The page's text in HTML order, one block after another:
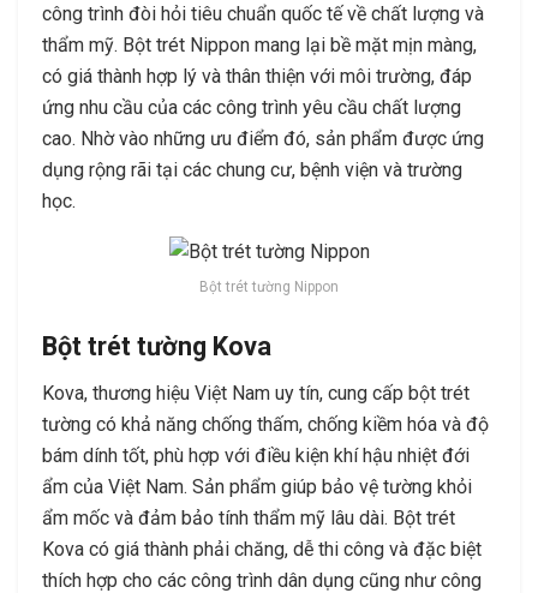
công trình đòi hỏi tiêu chuẩn quốc tế về chất lượng và
thẩm mỹ. Bột trét Nippon mang lại bề mặt mịn màng,
có giá thành hợp lý và thân thiện với môi trường, đáp
ứng nhu cầu của các công trình yêu cầu chất lượng
cao. Nhờ vào những ưu điểm đó, sản phẩm được ứng
dụng rộng rãi tại các chung cư, bệnh viện và trường
học.
Bột trét tường Nippon
Bột trét tường Kova
Kova, thương hiệu Việt Nam uy tín, cung cấp bột trét
tường có khả năng chống thấm, chống kiềm hóa và độ
bám dính tốt, phù hợp với điều kiện khí hậu nhiệt đới
ẩm của Việt Nam. Sản phẩm giúp bảo vệ tường khỏi
ẩm mốc và đảm bảo tính thẩm mỹ lâu dài. Bột trét
Kova có giá thành phải chăng, dễ thi công và đặc biệt
thích hợp cho các công trình dân dụng cũng như công